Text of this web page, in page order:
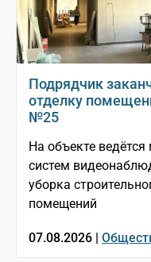
Подрядчик
отделку
№25
На объекте
систем
уборка
помещений
07.08.2026 |